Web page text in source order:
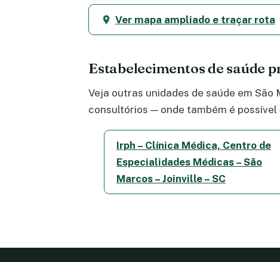
Ver mapa ampliado e traçar rota
Estabelecimentos de saúde
Veja outras unidades de saúde em
consultórios — onde também é
Irph – Clínica Médica, Centro de
Especialidades Médicas – São
Marcos – Joinville – SC